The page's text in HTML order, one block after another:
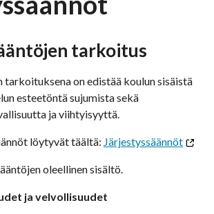
tarkoitus
tarkoituksena on edistää koulun sisäistä
esteetöntä sujumista sekä
ja viihtyisyyttä.
löytyvät täältä: Järjestyssäännöt
oleellinen sisältö.
ja velvollisuudet